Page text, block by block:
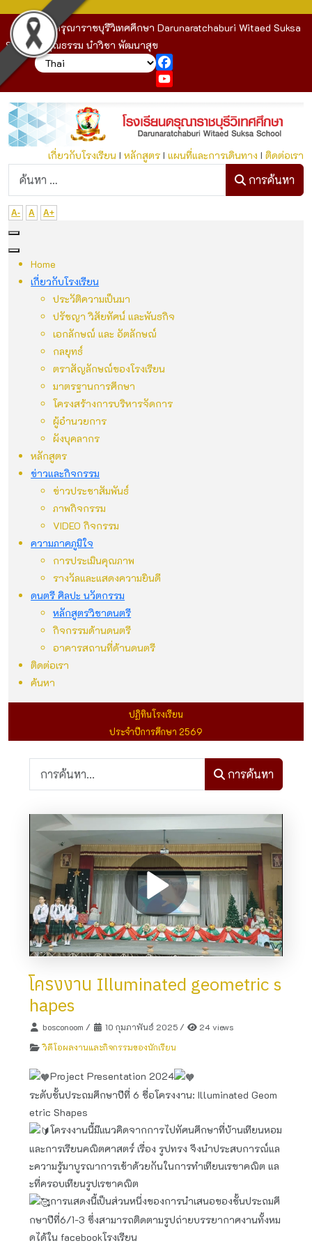
โรงเรียนดรุณาราชบุรีวิเทศศึกษา Darunaratchaburi Witaed Suksa
School : คุณธรรม นำวิชา พัฒนาสุข
YouTube
เกี่ยวกับโรงเรียนI หลักสูตรI แผนที่และการเดินทาง I ติดต่อเรา
ก
การค้นหา
A- A A+
Home
เกี่ยวกับโรงเรียน
ประวัติความเป็นมา
ปรัชญา วิสัยทัศน์ และพันธกิจ
เอกลักษณ์ และ อัตลักษณ์
กลยุทธ์
ตราสัญลักษณ์ของโรงเรียน
มาตรฐานการศึกษา
โครงสร้างการบริหารจัดการ
ผู้อำนวยการ
ผังบุคลากร
หลักสูตร
ข่าวและกิจกรรม
ข่าวประชาสัมพันธ์
ภาพกิจกรรม
VIDEO กิจกรรม
ความภาคภูมิใจ
การประเมินคุณภาพ
รางวัลและแสดงความยินดี
ดนตรี ศิลปะ นวัตกรรม
หลักสูตรวิชาดนตรี
กิจกรรมด้านดนตรี
อาคารสถานที่ด้านดนตรี
ติดต่อเรา
ค้นหา
ปฏิทินโรงเรียน
ประจำปีการศึกษา 2569
การค้นหา
โครงงาน Illuminated geometric s
hapes
bosconoom / 10 กุมภาพันธ์ 2025/
24 views
วิดีโอผลงานและกิจกรรมของนักเรียน
Project Presentation​ 2024
ระดับชั้นประถมศึกษาปีที่ 6 ชื่อโครงงาน: Illuminated Geom
etric​ Shapes
โครงงานนี้มีแนวคิดจากการไปทัศนศึกษาที่บ้านเทียนหอม
และการเรียนคณิตศาสตร์ เรื่อง รูปทรง จึงนำประสบการณ์แล
ะความรู้มาบูรณาการเข้าด้วยกันในการทำเทียนเรขาคณิต แล
ะที่ครอบเทียนรูปเรขาคณิต ​
การแสดง​นี้เป็นส่วนหนึ่ง​ของการนำเสนอของชั้นประถม​ศึ
กษา​ปี​ที่​6/1-3 ซึ่งสามารถติดตามรูปถ่ายบรรยากาศ​งานทั้งหม
ดได้ใน facebook​โรงเรียน